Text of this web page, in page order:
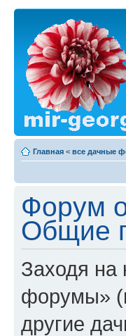
Главная < все дачные
Форум
Общие
Заходя на
форумы»
другие